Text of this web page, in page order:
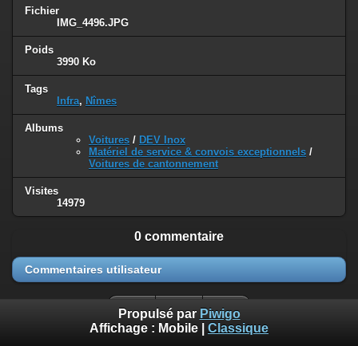
Fichier
IMG_4496.JPG
Poids
3990 Ko
Tags
Infra, Nîmes
Albums
Voitures / DEV Inox
Matériel de service & convois exceptionnels /
Voitures de cantonnement
Visites
14979
0 commentaire
Commentaires utilisateur
Propulsé par Piwigo
Affichage : Mobile Classique